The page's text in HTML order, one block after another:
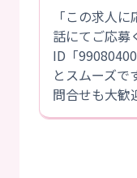
「この求人
話にてご応
ID「
とスムーズで
問合せも大歓